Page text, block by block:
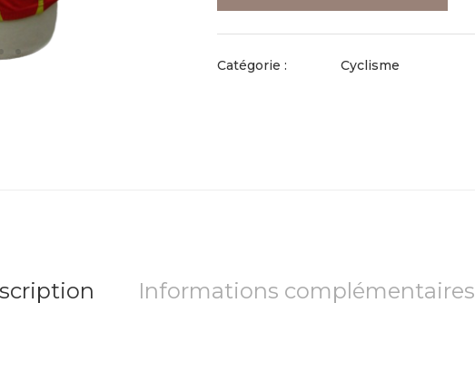
Catégorie : Cyclisme
Informations complémentaires